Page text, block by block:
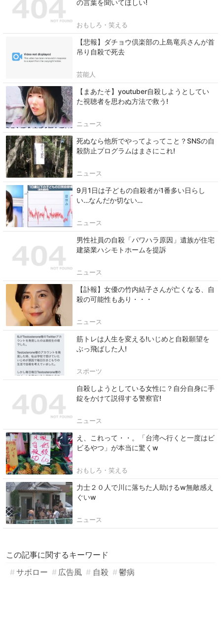
の言葉を聞いてほしい!
おもしろ・笑える
【悲報】ダチョウ倶楽部の上島竜兵さんが首
吊り自殺で死去
芸能人
【まあたそ】youtuber自殺しようとしてい
た視聴者を思わぬ方法で救う!
ニュース
死ぬなら他所でやってよってこと？SNSの自
殺防止プログラムはまさにこれ!
ニュース
9月1日は子どもの自殺者が1番多い日らし
い…なんだか切ない…
ニュース
男性社員の自殺「パワハラ原因」遺族が住宅
建築業ハシモトホームを提訴
ニュース
【訃報】女優の竹内結子さんが亡くなる、自
殺の可能性もあり・・・
ニュース
筋トレは人生を変える!いじめと自殺願望を
ぶっ飛ばした人!
スポーツ
自殺しようとしている女性に？自分自身に手
錠をかけて説得する警察官!
ニュース
え、これって・・。「台湾へ行くと一度はビ
ビるやつ」が本当に驚くw
おもしろ・笑える
力士２０人で川に落ちた人助けるw無敵感え
ぐいw
ニュース
この記事に関するキーワード
サボロー
広告風 自殺 鬱病